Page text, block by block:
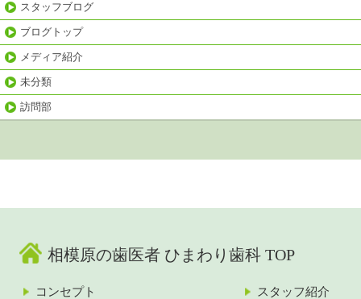
スタッフブログ
ブログトップ
メディア紹介
未分類
訪問部
相模原の歯医者 ひまわり歯科 TOP
コンセプト
スタッフ紹介